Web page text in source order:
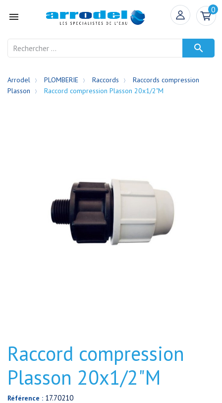

0

Arrodel PLOMBERIE Raccords
Raccords compression
Plasson
Raccord compression Plasson 20x1/2"M
Raccord compression
Plasson 20x1/2"M
Référence : 17.70210